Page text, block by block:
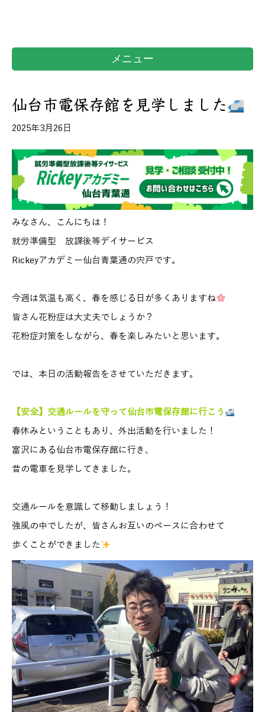
メニュー
仙台市電保存館を見学しました
2025年3月26日
みなさん、こんにちは！
就労準備型 放課後等デイサービス
Rickeyアカデミー仙台青葉通の宍戸です。
今週は気温も高く、春を感じる日が多くありますね
皆さん花粉症は大丈夫でしょうか？
花粉症対策をしながら、春を楽しみたいと思います。
では、本日の活動報告をさせていただきます。
【安全】交通ルールを守って仙台市電保存館に行こう
春休みということもあり、外出活動を行いました！
富沢にある仙台市電保存館に行き、
昔の電車を見学してきました。
交通ルールを意識して移動しましょう！
強風の中でしたが、皆さんお互いのペースに合わせて
歩くことができました